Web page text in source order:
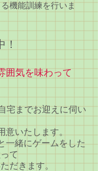
機能訓練を行いま
囲気を味わって
宅までお迎えに伺い
意いたします。
一緒にゲームをした
て
だきます。